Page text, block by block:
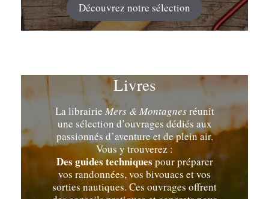
Découvrez notre sélection
Livres
La librairieMers & Montagnesréunit
une sélection d’ouvrages dédiés aux
passionnés d’aventure et de plein air.
Vous y trouverez :
Des guides techniques pour préparer
vos randonnées, vos bivouacs et vos
sorties nautiques. Ces ouvrages offrent